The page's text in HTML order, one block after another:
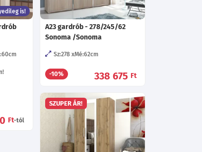
is!
cm
Ft-tól
A23 gardrób - 278/245/62
Sonoma /Sonoma
Sz:278 Mé:62cm
-10% 338 675 Ft
SZUPER ÁR!